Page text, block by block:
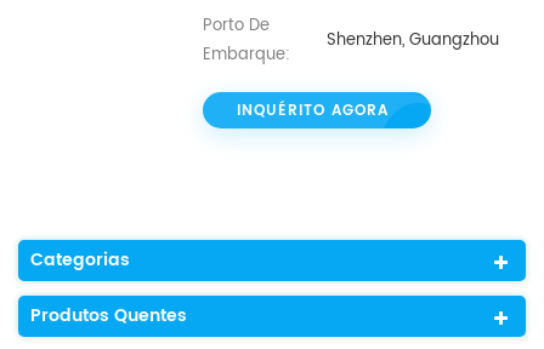
Porto De
Embarque:
Shenzhen, Guangzhou
INQUÉRITO AGORA
Categorias
Produtos Quentes